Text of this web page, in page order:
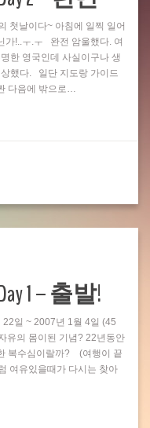
날이다~ 아침에 일찍 일어
가!..ㅜ.ㅜ 완전 암울했다. 여
한 영국인데 사실이구나 생
했다. 일단 지도랑 가이드
다음에 밖으로…
1 – 출발!
일 ~ 2007년 1월 4일 (45
의 몸이된 기념? 22년동안
복수심이랄까? (여행이 끝
여유있을때가 다시는 찾아